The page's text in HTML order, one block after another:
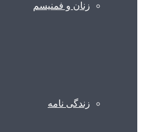
زنان و فمنیسم
زندگی نامه